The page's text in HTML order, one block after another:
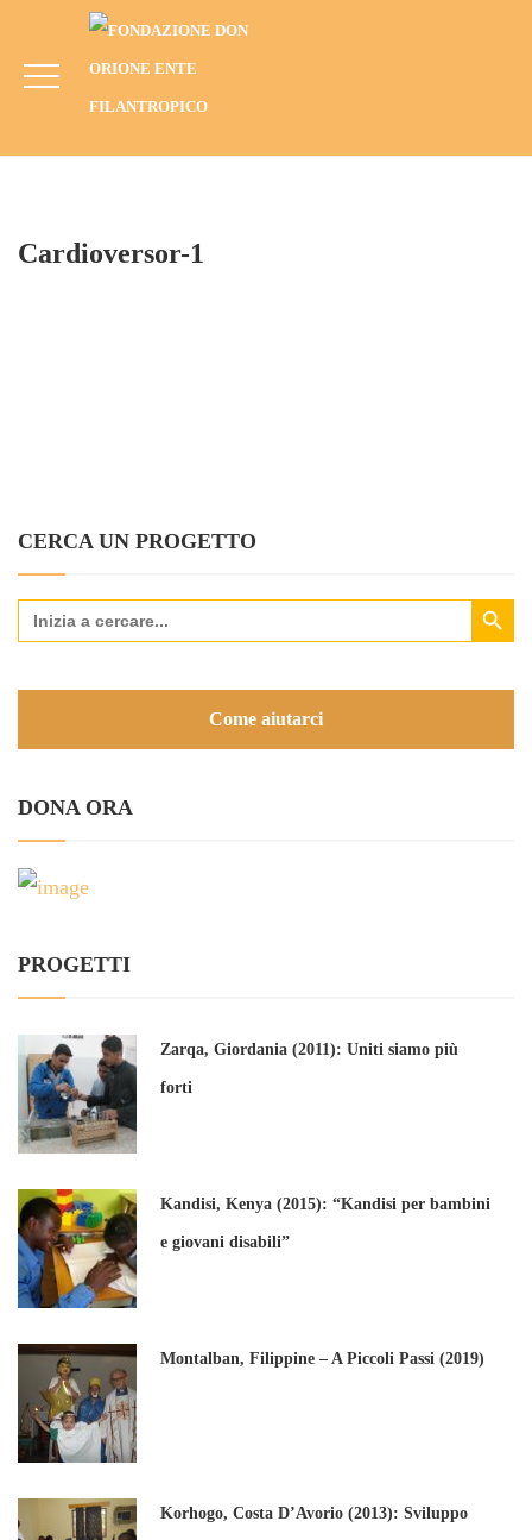
Cardioversor-1
HOME BLOG ANNO
TECNOLOGICO DELL’OSPEDALE DON ORIONE”
Cardioversor-1
CERCA UN PROGETTO
Search
for:
Search Button
Come aiutarci
DONA ORA
PROGETTI
Zarqa, Giordania (2011): Uniti siamo più
forti
Kandisi, Kenya (2015): “Kandisi per bambini
e giovani disabili”
Montalban, Filippine – A Piccoli Passi (2019)
Korhogo, Costa D’Avorio (2013): Sviluppo